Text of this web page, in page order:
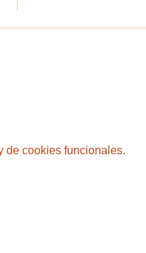
de cookies funcionales.